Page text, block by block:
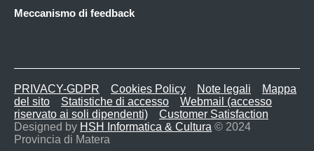
Meccanismo di feedback
PRIVACY-GDPR Cookies Policy Note legali
Mappa
del sito
Statistiche di accesso
Webmail (accesso
riservato ai soli dipendenti)
Customer Satisfaction
Designed by HSH Informatica & Cultura © 2024
Provincia di Matera